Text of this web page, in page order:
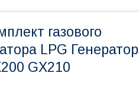
газового
LPG Генератор
GX210